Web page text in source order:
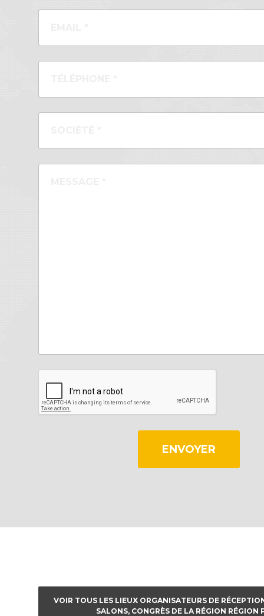
ENVOYER
VOIR TOUS LES LIEUX ORGANISATEURS DE
SALONS, CONGRÈS DE LA RÉGION RÉGION